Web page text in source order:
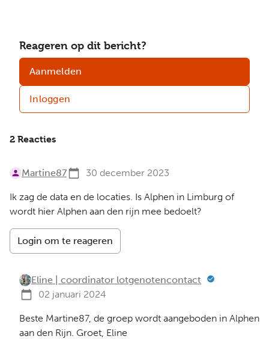
Reageren op dit bericht?
Aanmelden
Inloggen
2 Reacties
Martine87 30 december 2023
Ik zag de data en de locaties. Is Alphen in Limburg of
wordt hier Alphen aan den rijn mee bedoelt?
Login om te reageren
Eline | coordinator lotgenotencontact
02 januari 2024
Beste Martine87, de groep wordt aangeboden in Alphen
aan den Rijn. Groet, Eline